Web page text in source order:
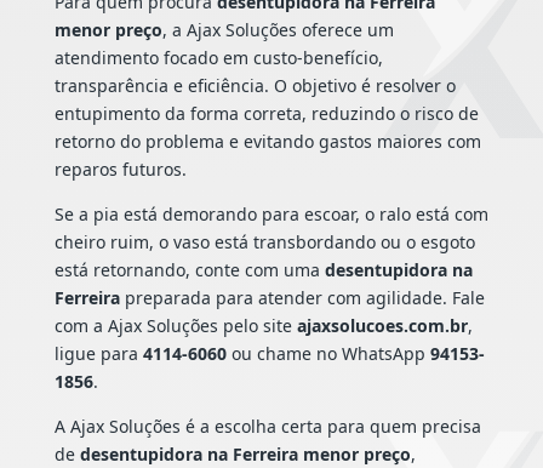
menor preço, a Ajax Soluções oferece um
atendimento focado em custo-benefício,
transparência e eficiência. O objetivo é resolver o
entupimento da forma correta, reduzindo o risco de
retorno do problema e evitando gastos maiores com
reparos futuros.
Se a pia está demorando para escoar, o ralo está com
cheiro ruim, o vaso está transbordando ou o esgoto
está retornando, conte com uma desentupidora na
Ferreirapreparada para atender com agilidade. Fale
com a Ajax Soluções pelo site ajaxsolucoes.com.br,
ligue para 4114-6060ou chame no WhatsApp 94153-
1856.
A Ajax Soluções é a escolha certa para quem precisa
de desentupidora na Ferreira menor preço,